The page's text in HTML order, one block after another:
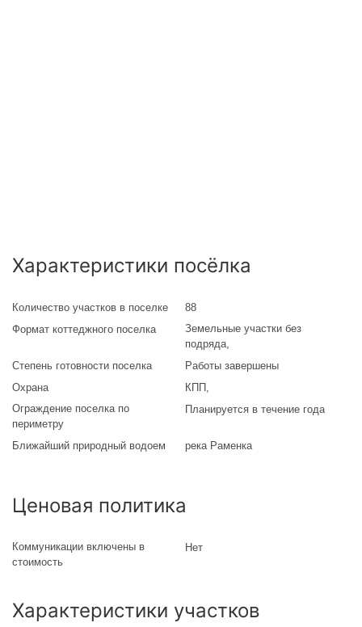
Характеристики посёлка
Количество участков в поселке
88
Формат коттеджного поселка
Земельные участки без
подряда,
Степень готовности поселка
Работы завершены
Охрана
КПП,
Ограждение поселка по
периметру
Планируется в течение года
Ближайший природный водоем река Раменка
Ценовая политика
Коммуникации включены в
стоимость
Нет
Характеристики участков